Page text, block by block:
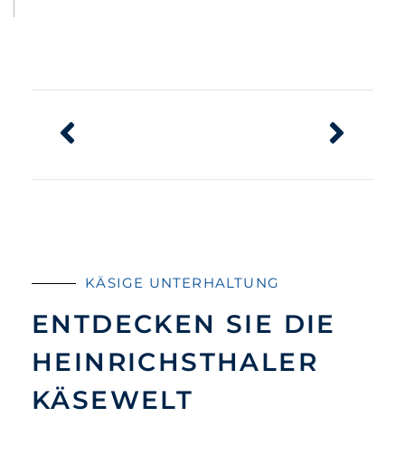
KÄSIGE UNTERHALTUNG
ENTDECKEN SIE DIE
HEINRICHSTHALER
KÄSEWELT